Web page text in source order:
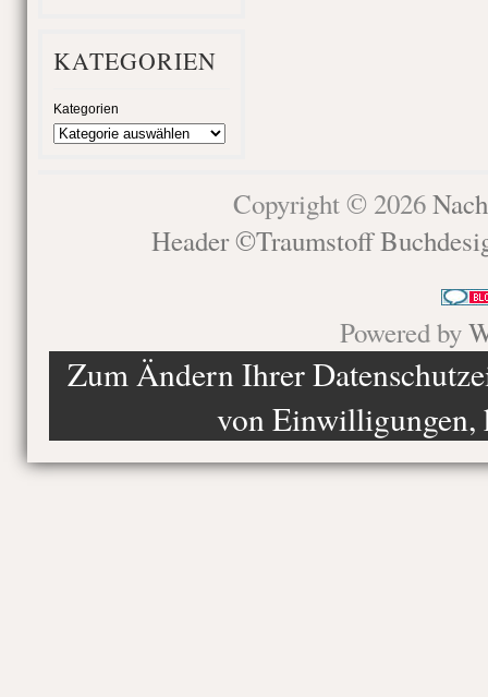
KATEGORIEN
Kategorien
Copyright © 2026
Header ©Traumstoff
Powered by
Zum Ändern Ihrer
von